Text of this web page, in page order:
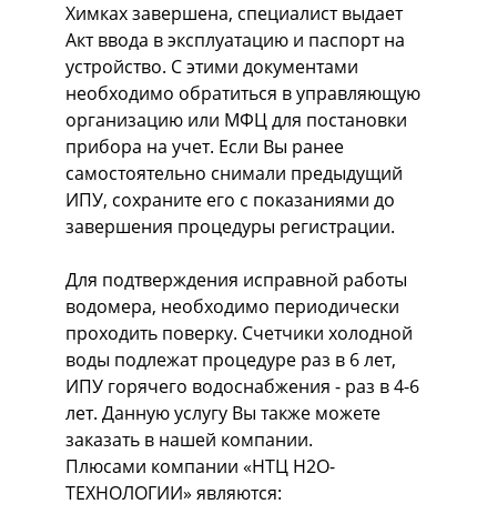
Химках завершена, специалист выдает
Акт ввода в эксплуатацию и паспорт на
устройство. С этими документами
необходимо обратиться в управляющую
организацию или МФЦ для постановки
прибора на учет. Если Вы ранее
самостоятельно снимали предыдущий
ИПУ, сохраните его с показаниями до
завершения процедуры регистрации.
Для подтверждения исправной работы
водомера, необходимо периодически
проходить поверку. Счетчики холодной
воды подлежат процедуре раз в 6 лет,
ИПУ горячего водоснабжения - раз в 4-6
лет. Данную услугу Вы также можете
заказать в нашей компании.
Плюсами компании «НТЦ H2O-
ТЕХНОЛОГИИ» являются: